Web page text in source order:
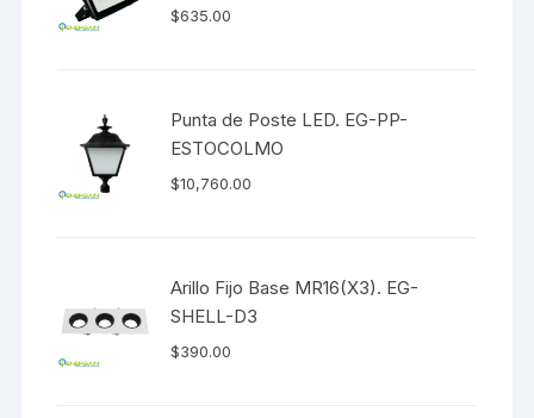
$635.00
Punta de Poste LED. EG-PP-
ESTOCOLMO
$10,760.00
Arillo Fijo Base MR16(X3). EG-
SHELL-D3
$390.00